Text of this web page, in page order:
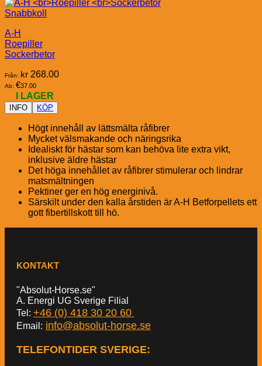
Snabbkoll
A-H
Roepiller
Sockerbetor
Från: kr 268.00
Ab: €37.00
I LAGER
INFO KÖP
Högt innehåll av lättsmälta råfibrer
Mycket välsmakande och näringsrika
Idealiskt för hästar som kan behöva lite extra vikt,
inklusive äldre hästar
Det höga innehållet av råfibrer stimulerar och lindrar
matsmältningen
Pektiner ger en hög energinivå.
Särskilt under den kalla årstiden är A-H Betforpellets ett
gott fibertillskott till hö.
KONTAKT
"Absolut-Horse.se"
A. Energi UG Sverige Filial
Tel: +46 (0) 418 30 20 60
Email: info@absolut-horse.se
TELEFONTIDER SVERIGE: